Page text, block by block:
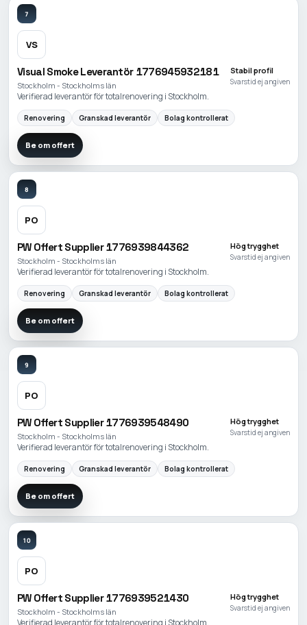
7
VS
Visual Smoke Leverantör 1776945932181
Stockholm - Stockholms län
Stabil profil
Svarstid ej angiven
Verifierad leverantör för totalrenovering i Stockholm.
Renovering Granskad leverantör Bolag kontrollerat
Be om offert
8
PO
PW Offert Supplier 1776939844362
Stockholm - Stockholms län
Hög trygghet
Svarstid ej angiven
Verifierad leverantör för totalrenovering i Stockholm.
Renovering Granskad leverantör Bolag kontrollerat
Be om offert
9
PO
PW Offert Supplier 1776939548490
Stockholm - Stockholms län
Hög trygghet
Svarstid ej angiven
Verifierad leverantör för totalrenovering i Stockholm.
Renovering Granskad leverantör Bolag kontrollerat
Be om offert
10
PO
PW Offert Supplier 1776939521430
Stockholm - Stockholms län
Hög trygghet
Svarstid ej angiven